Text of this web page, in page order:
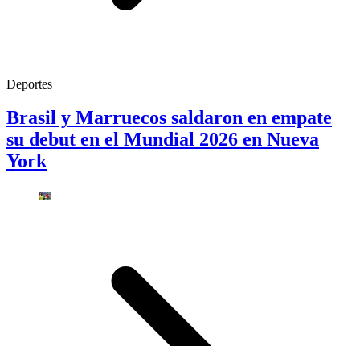
Deportes
Brasil y Marruecos saldaron en empate
su debut en el Mundial 2026 en Nueva
York